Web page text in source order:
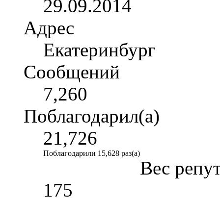
29.09.2014
Адрес
Екатеринбург
Сообщений
7,260
Поблагодарил(а)
21,726
Поблагодарили 15,628 раз(а)
Вес
175